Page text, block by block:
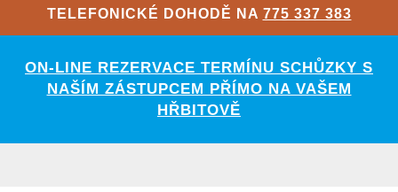
TELEFONICKÉ DOHODĚ NA 775 337 383
ON-LINE REZERVACE TERMÍNU SCHŮZKY S
NAŠÍM ZÁSTUPCEM PŘÍMO NA VAŠEM
HŘBITOVĚ